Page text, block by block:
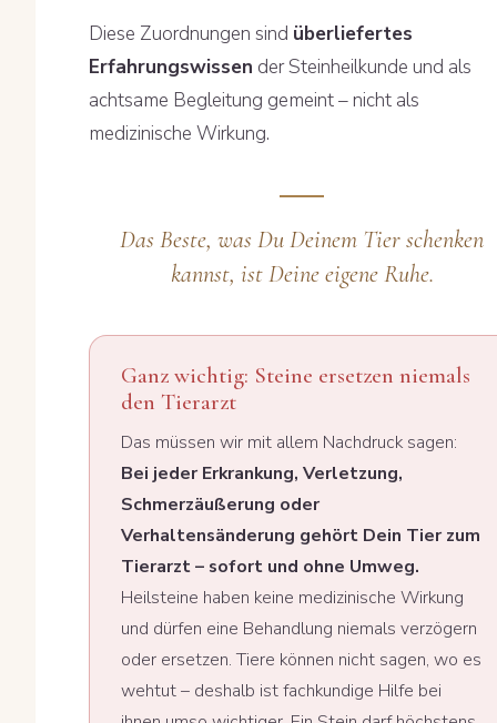
Diese Zuordnungen sind überliefertes
Erfahrungswissen der Steinheilkunde und als
achtsame Begleitung gemeint – nicht als
medizinische Wirkung.
Das Beste, was Du Deinem Tier schenken
kannst, ist Deine eigene Ruhe.
Ganz wichtig: Steine ersetzen niemals
den Tierarzt
Das müssen wir mit allem Nachdruck sagen:
Bei jeder Erkrankung, Verletzung,
Schmerzäußerung oder
Verhaltensänderung gehört Dein Tier zum
Tierarzt – sofort und ohne Umweg.
Heilsteine haben keine medizinische Wirkung
und dürfen eine Behandlung niemals verzögern
oder ersetzen. Tiere können nicht sagen, wo es
wehtut – deshalb ist fachkundige Hilfe bei